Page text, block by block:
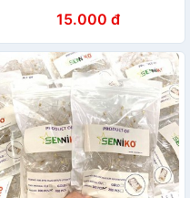
15.000 đ